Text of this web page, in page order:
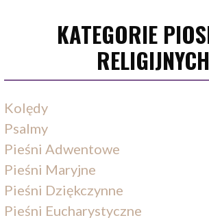
KATEGORIE
RELIGIJNYCH
Kolędy
Psalmy
Pieśni Adwentowe
Pieśni Maryjne
Pieśni Dziękczynne
Pieśni Eucharystyczne